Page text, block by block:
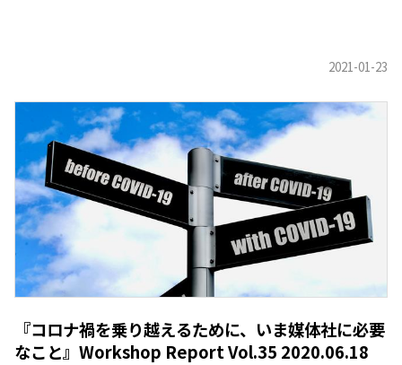
『コロナ禍を乗り越えるために、いま媒体社に必要
なこと』Workshop Report Vol.35 2020.06.18